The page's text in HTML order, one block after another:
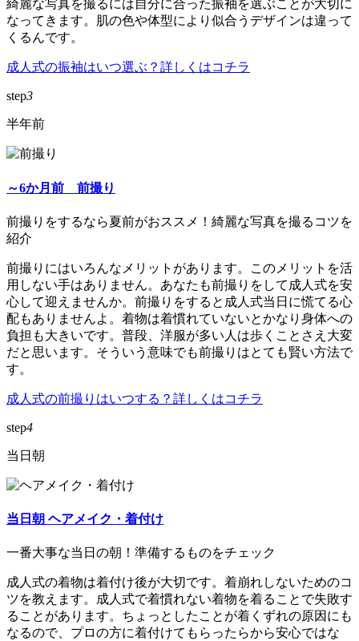
綺麗な写真を撮るには自分に合った振袖を選ぶことが大切に
なってきます。肌の色や体型により似合うデザインは違って
くるんです。
成人式の振袖はいつ選ぶ？詳しくはコチラ
step3
半年前
～6か月前 前撮り
前撮りをするなら夏前がおススメ！綺麗な写真を撮るコツを
紹介
前撮りにはいろんなメリットがあります。このメリットを活
用しない手はありません。あなたも前撮りをして成人式を安
心して迎えませんか。前撮りをすると成人式当日に慌てる心
配もありませんよ。着物は着慣れていないとかなり身体への
負担も大きいです。普段、洋服が多い人は歩くことさえ大変
だと思います。そういう意味でも前撮りはとても賢い方法で
す。
成人式の前撮りはいつする？詳しくはコチラ
step4
当日朝
当日朝 ヘアメイク・着付け
一番大事な当日の朝！準備するものをチェック
成人式の着物は着付け後が大切です。着崩れしないためのコ
ツを教えます。成人式で着慣れない着物を着ることで失敗す
ることがあります。ちょっとしたことが着くずれの原因にも
なるので、プロの方に着付けてもらったらから安心ではな